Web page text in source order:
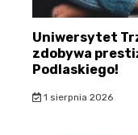
Uniwersytet
zdobywa
Podlaskiego!
1 sierpnia 2026